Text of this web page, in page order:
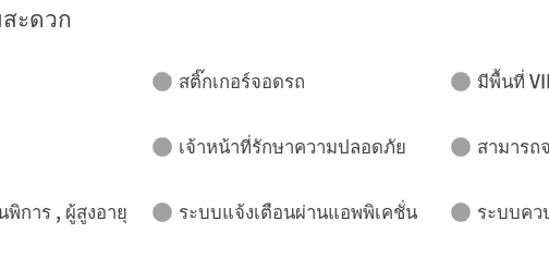
ะดวก
สติ๊กเกอร์จอดรถ มีพื้นที่
เจ้าหน้าที่รักษาความปลอดภัย สามารถ
การ , ผู้สูงอายุ ระบบแจ้งเตือนผ่านแอพพิเคชั่น ระบบค